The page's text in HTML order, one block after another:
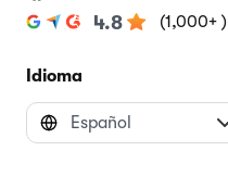
4.8 (1,000+ )
Idioma